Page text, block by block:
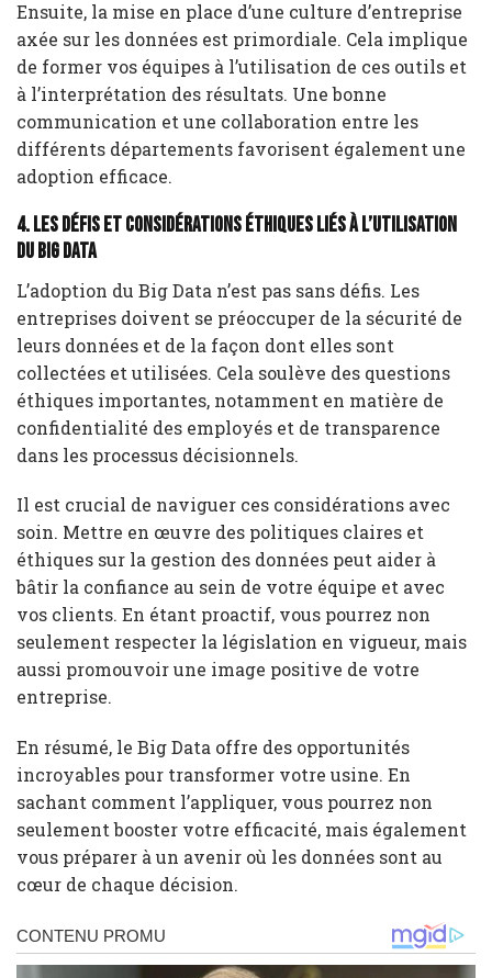
Ensuite, la mise en place d’une culture d’entreprise
axée sur les données est primordiale. Cela implique
de former vos équipes à l’utilisation de ces outils et
à l’interprétation des résultats. Une bonne
communication et une collaboration entre les
différents départements favorisent également une
adoption efficace.
4. Les défis et considérations éthiques liés à l’utilisation
du Big Data
L’adoption du Big Data n’est pas sans défis. Les
entreprises doivent se préoccuper de la sécurité de
leurs données et de la façon dont elles sont
collectées et utilisées. Cela soulève des questions
éthiques importantes, notamment en matière de
confidentialité des employés et de transparence
dans les processus décisionnels.
Il est crucial de naviguer ces considérations avec
soin. Mettre en œuvre des politiques claires et
éthiques sur la gestion des données peut aider à
bâtir la confiance au sein de votre équipe et avec
vos clients. En étant proactif, vous pourrez non
seulement respecter la législation en vigueur, mais
aussi promouvoir une image positive de votre
entreprise.
En résumé, le Big Data offre des opportunités
incroyables pour transformer votre usine. En
sachant comment l’appliquer, vous pourrez non
seulement booster votre efficacité, mais également
vous préparer à un avenir où les données sont au
cœur de chaque décision.